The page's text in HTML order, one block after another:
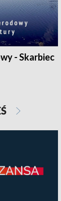
- Skarbiec